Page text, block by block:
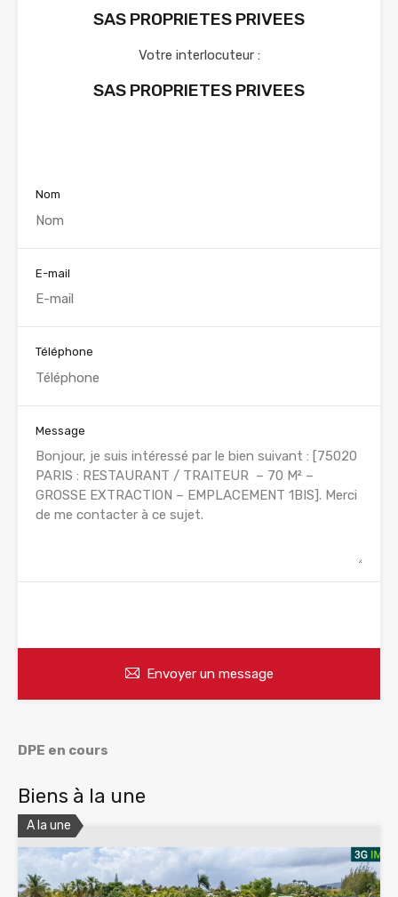
SAS PROPRIETES PRIVEES
Votre interlocuteur :
SAS PROPRIETES PRIVEES
Nom
E-mail
Téléphone
Message
Envoyer un message
DPE en cours
Biens à la une
A la une